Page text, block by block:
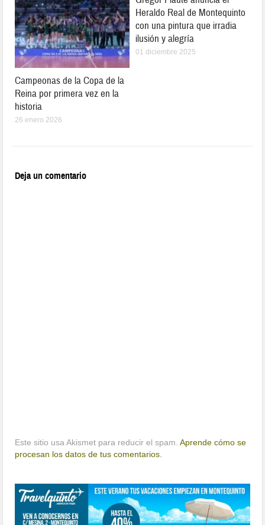
Campeonas de la Copa de la
Reina por primera vez en la
historia
26 enero 2026
Heraldo Real de Montequinto
con una pintura que irradia
ilusión y alegría
01 diciembre 2025
Deja un comentario
Este sitio usa Akismet para reducir el spam.Aprende cómo se
procesan los datos de tus comentarios.